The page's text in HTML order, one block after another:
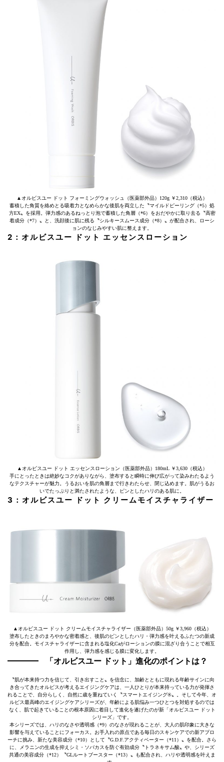
▲オルビスユー ドット フォーミングウォッシュ（医薬部外品）120g ￥2,310（税込）
蓄積した角質を絡めとる吸着力となめらかな後肌を両立した〝マイルドピーリング（*5）処
方EX〟を採用。弾力感のあるねっとり泡で蓄積した角層（*6）をおだやかに取り去る〝高密
着成分（*7）〟と、洗顔後に肌に残る〝シルキースムース成分（*8）〟が配合され、ローシ
ョンのなじみやすい肌に整えます。
2：オルビスユー ドット エッセンスローション
▲オルビスユー ドット エッセンスローション（医薬部外品）180mL ￥3,630（税込）
手にとったときは絶妙なコクがありながら、塗布すると瞬時に伸び広がって染みわたるよう
なテクスチャーが魅力。うるおいを肌の角層まで行きわたらせ、閉じ込めます。肌がうるお
いでたっぷりと満たされたような、ピンとしたハリのある肌に。
3：オルビスユー ドット クリームモイスチャライザー
▲オルビスユー ドット クリームモイスチャライザー（医薬部外品）50g ￥3,960（税込）
塗布したときのまろやかな密着感と、後肌のピンとしたハリ・弾力感を叶えるふたつの新成
分を配合。モイスチャライザーに含まれる塩化Caがローションの膜に混ざり合うことで相互
作用し、弾力感を感じる膜に変化します。
「オルビスユー ドット」進化のポイントは？
〝肌が本来持つ力を信じて、引き出すこと〟を信念に、加齢とともに現れる年齢サインに向
き合ってきたオルビスが考えるエイジングケアは、一人ひとりが本来持っている力が発揮さ
れることで、自分らしく、自然に歳を重ねていく〝スマートエイジング®〟。そして今年、オ
ルビス最高峰のエイジングケアシリーズが、年齢による肌悩み一つひとつを対処するのでは
なく、肌で起きていることの根本原因に着目して進化を遂げたのが新「オルビスユー ドット
シリーズ」です。
本シリーズでは、ハリのなさや透明感（*9）のなさが現れることが、大人の肌印象に大きな
影響を与えていることにフォーカス。お手入れの原点である毎日のスキンケアでの新アプロ
ーチに挑み、新たな美容成分（*10）として〝G.D.F.アクティベーター（*11）〟を配合。さら
に、メラニンの生成を抑えシミ・ソバカスを防ぐ有効成分〝トラネキサム酸〟や、シリーズ
共通の美容成分（*12）〝GLルートブースター（*13）〟も配合され、ハリや透明感を叶えま